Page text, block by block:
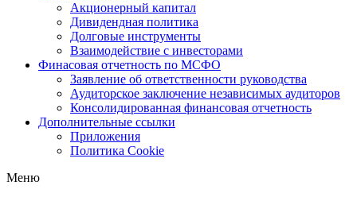
Акционерный капитал
Дивидендная политика
Долговые инструменты
Взаимодействие с инвеcторами
Финасовая отчетность по МСФО
Заявление об ответственности руководства
Аудиторское заключение независимых аудиторов
Консолидированная финансовая отчетность
Дополнительные ссылки
Приложения
Политика Cookie
Меню